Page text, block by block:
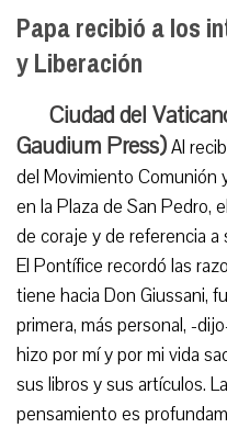
Papa recibió a los
y Liberación
Ciudad del
Gaudium Press)Al
del Movimiento Comunión
en la Plaza de San Pedro,
de coraje y de referencia a
El Pontífice recordó las
tiene hacia Don Giussani,
primera, más personal, -
hizo por mí y por mi vida
sus libros y sus artículos.
pensamiento es